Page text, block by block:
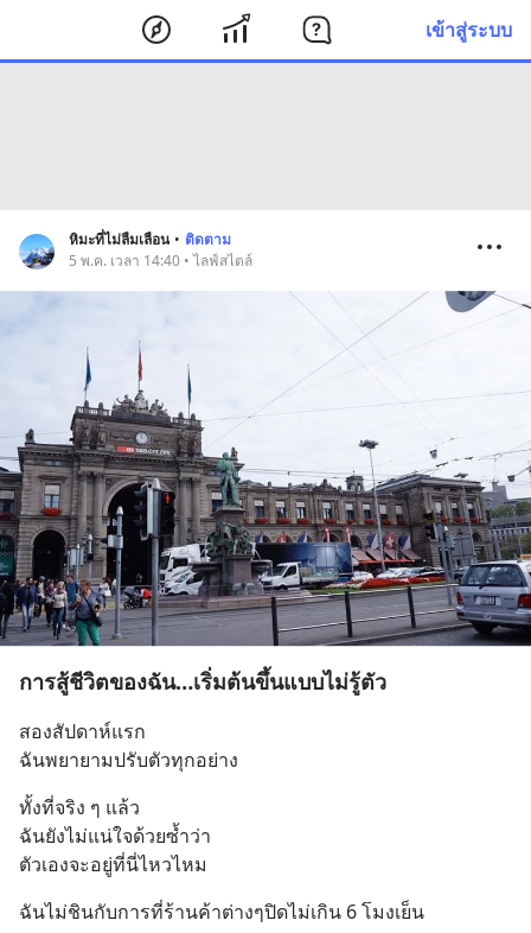
เข้าสู่ระบบ
หิมะที่ไม่ลืมเลือน • ติดตาม
5 พ.ค. เวลา 14:40 • ไลฟ์สไตล์
การสู้ชีวิตของฉัน…เริ่มต้นขึ้นแบบไม่รู้ตัว
สองสัปดาห์แรก
ฉันพยายามปรับตัวทุกอย่าง
ทั้งที่จริง ๆ แล้ว
ฉันยังไม่แน่ใจด้วยซ้ำว่า
ตัวเองจะอยู่ที่นี่ไหวไหม
ฉันไม่ชินกับการที่ร้านค้าต่างๆปิดไม่เกิน 6 โมงเย็น